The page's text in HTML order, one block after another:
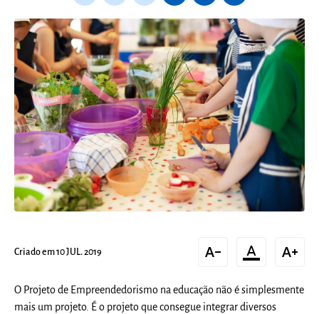
Criado em 10 JUL. 2019 text_decrease format_color_text text_increase
O Projeto de Empreendedorismo na educação não é simplesmente
mais um projeto. É o projeto que consegue integrar diversos